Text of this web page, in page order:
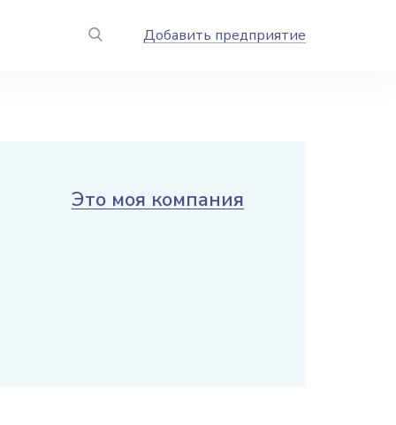
Добавить предприятие
Это моя компания